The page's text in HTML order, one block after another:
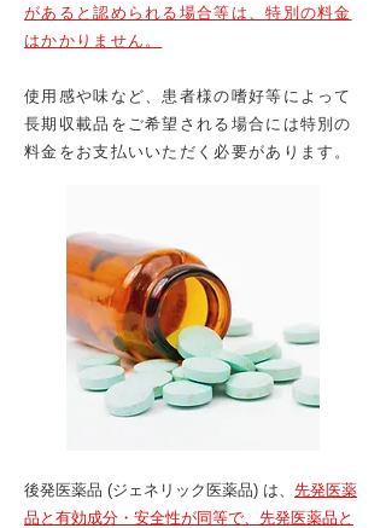
があると認められる場合等は、特別の料金
はかかりません。
​使用感や味など、患者様の嗜好等によって
長期収載品をご希望される場合には特別の
料金をお支払いいただく必要があります。
後発医薬品 (ジェネリック医薬品) は、 先発医薬
品と有効成分・安全性が同等で、先発医薬品と